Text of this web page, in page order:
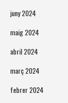
juny 2024
maig 2024
abril 2024
març 2024
febrer 2024